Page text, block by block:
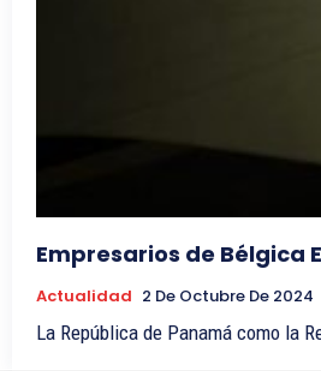
Empresarios de Bélgica
Actualidad 2 De Octubre De 2024
La República de Panamá como la